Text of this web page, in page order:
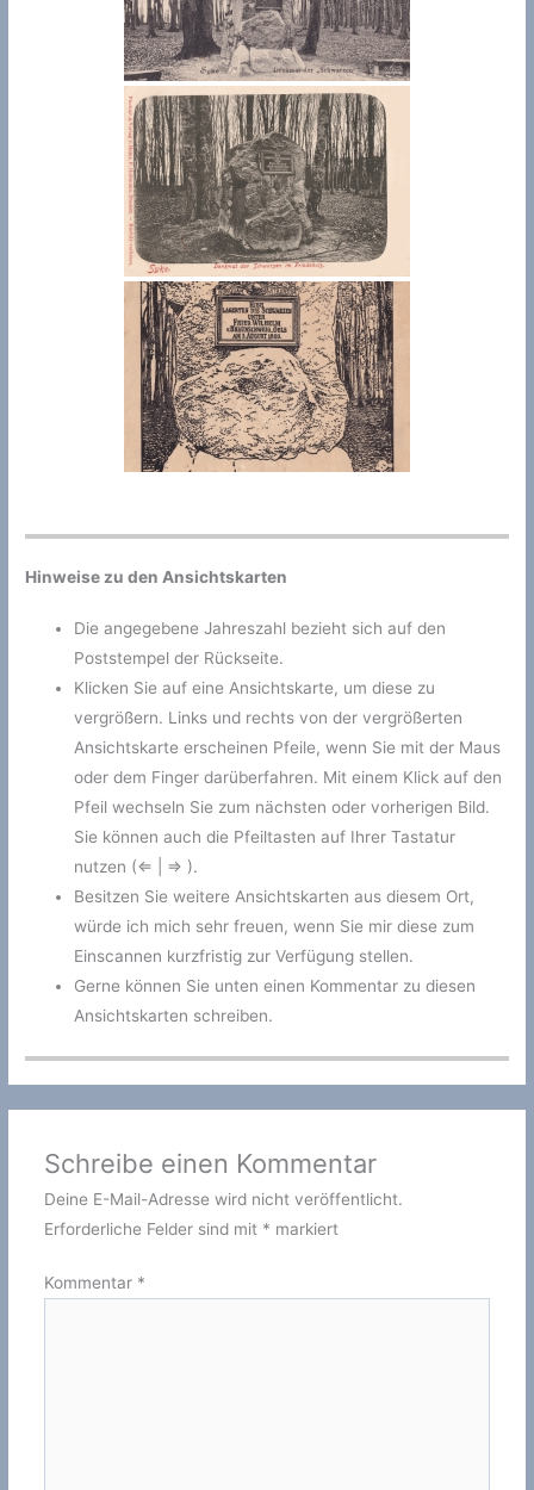
Hinweise zu den Ansichtskarten
Die angegebene Jahreszahl bezieht sich auf den
Poststempel der Rückseite.
Klicken Sie auf eine Ansichtskarte, um diese zu
vergrößern. Links und rechts von der vergrößerten
Ansichtskarte erscheinen Pfeile, wenn Sie mit der Maus
oder dem Finger darüberfahren. Mit einem Klick auf den
Pfeil wechseln Sie zum nächsten oder vorherigen Bild.
Sie können auch die Pfeiltasten auf Ihrer Tastatur
nutzen (⇐ | ⇒ ).
Besitzen Sie weitere Ansichtskarten aus diesem Ort,
würde ich mich sehr freuen, wenn Sie mir diese zum
Einscannen kurzfristig zur Verfügung stellen.
Gerne können Sie unten einen Kommentar zu diesen
Ansichtskarten schreiben.
Schreibe einen Kommentar
Deine E-Mail-Adresse wird nicht veröffentlicht.
Erforderliche Felder sind mit * markiert
Kommentar *